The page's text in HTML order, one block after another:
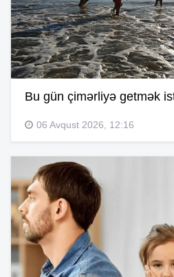
Bu gün çimərliyə getmək
06 Avqust 2026, 12:16